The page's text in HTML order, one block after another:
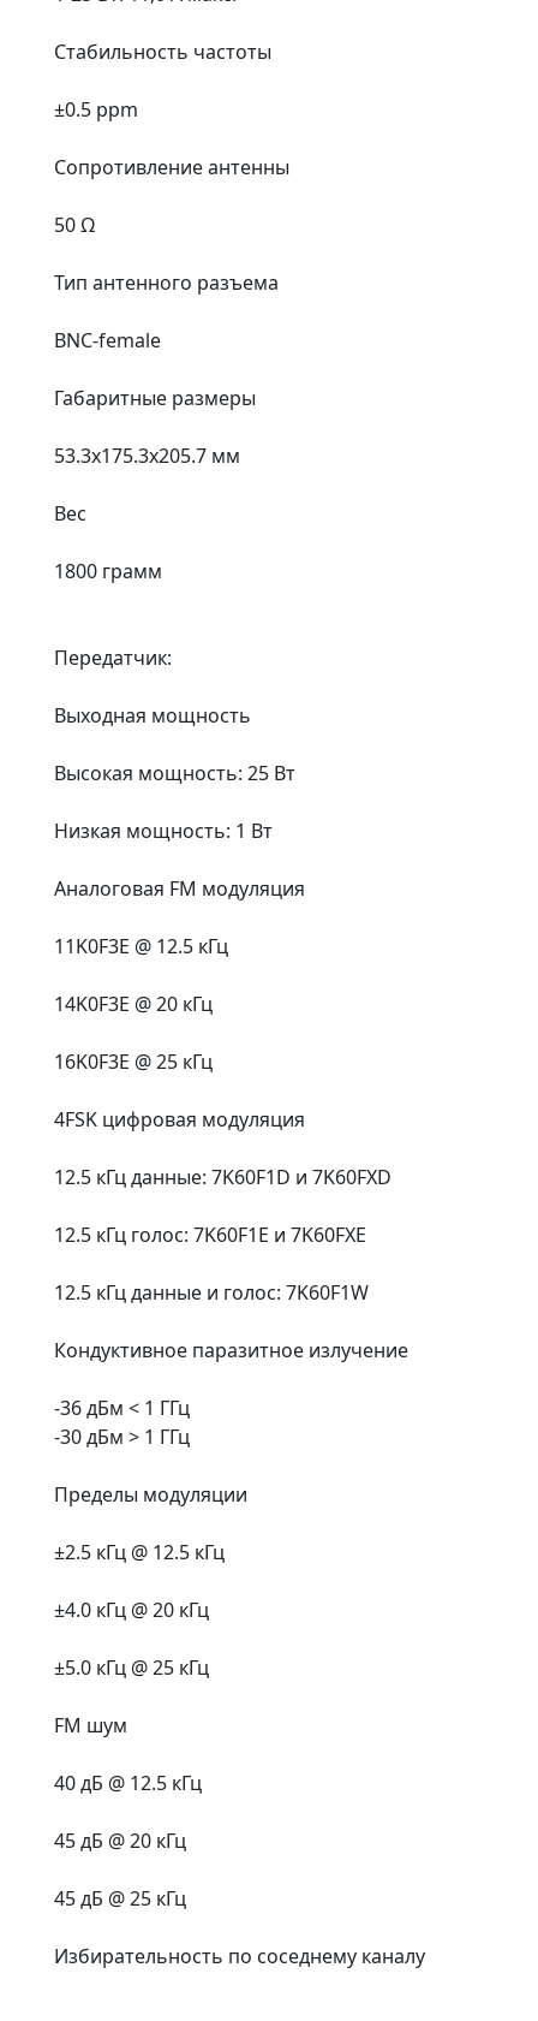
Стабильность частоты
±0.5 ppm
Сопротивление антенны
50 Ω
Тип антенного разъема
BNC-female
Габаритные размеры
53.3x175.3x205.7 мм
Вес
1800 грамм
Передатчик:
Выходная мощность
Высокая мощность: 25 Вт
Низкая мощность: 1 Вт
Аналоговая FM модуляция
11K0F3E @ 12.5 кГц
14K0F3E @ 20 кГц
16K0F3E @ 25 кГц
4FSK цифровая модуляция
12.5 кГц данные: 7K60F1D и 7K60FXD
12.5 кГц голос: 7K60F1E и 7K60FXE
12.5 кГц данные и голос: 7K60F1W
Кондуктивное паразитное излучение
-36 дБм < 1 ГГц
-30 дБм > 1 ГГц
Пределы модуляции
±2.5 кГц @ 12.5 кГц
±4.0 кГц @ 20 кГц
±5.0 кГц @ 25 кГц
FM шум
40 дБ @ 12.5 кГц
45 дБ @ 20 кГц
45 дБ @ 25 кГц
Избирательность по соседнему каналу